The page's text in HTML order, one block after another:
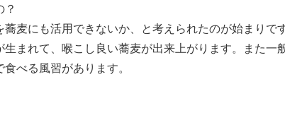
？
麦にも活用できないか、と考えられたのが始まりで
まれて、喉こし良い蕎麦が出来上がります。また一
べる風習があります。